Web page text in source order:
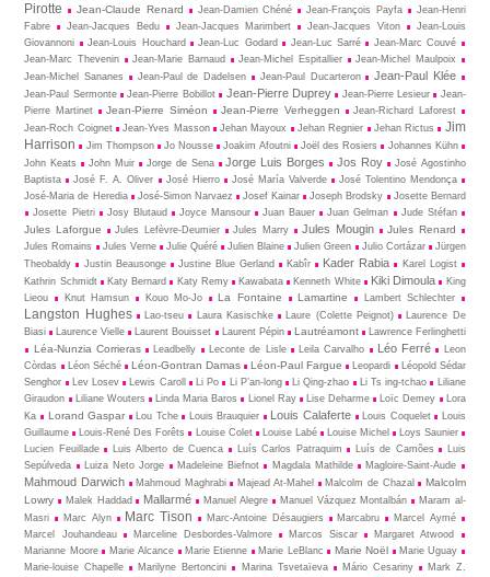
Pirotte
Jean-Claude Renard Jean-Damien Chéné Jean-François Payfa
Jean-Henri
Fabre
Jean-Jacques Bedu Jean-Jacques Marimbert Jean-Jacques Viton
Jean-Louis
Giovannoni
Jean-Louis Houchard Jean-Luc Godard Jean-Luc Sarré
Jean-Marc Couvé
Jean-Marc Thevenin
Jean-Marie Barnaud Jean-Michel Espitallier
Jean-Michel Maulpoix
Jean-Michel Sananes
Jean-Paul de Dadelsen Jean-Paul Ducarteron Jean-Paul Klée
Jean-Paul Sermonte Jean-Pierre Bobillot Jean-Pierre Duprey Jean-Pierre Lesieur
Jean-
Pierre Martinet
Jean-Pierre Siméon Jean-Pierre Verheggen
Jean-Richard Laforest
Jean-Roch Coignet
Jean-Yves Masson Jehan Mayoux Jehan Regnier Jehan Rictus
Jim
Harrison
Jim Thompson Jo Nousse Joakim Afoutni Joël des Rosiers
Johannes Kühn
John Keats
John Muir Jorge de Sena Jorge Luis Borges Jos Roy
José Agostinho
Baptista
José F. A. Oliver José Hierro José María Valverde
José Tolentino Mendonça
José-Maria de Heredia
José-Simon Narvaez Josef Kainar Joseph Brodsky
Josette Bernard
Josette Pietri
Josy Blutaud Joyce Mansour Juan Bauer Juan Gelman Jude Stéfan
Jules Laforgue Jules Lefèvre-Deumier Jules Marry Jules Mougin Jules Renard
Jules Romains Jules Verne Julie Quéré Julien Blaine Julien Green Julio Cortázar
Jürgen
Theobaldy
Justin Beausonge Justine Blue Gerland Kabîr Kader Rabia
Karel Logist
Kathrin Schmidt
Katy Bernard Katy Remy Kawabata Kenneth White Kiki Dimoula
King
Lieou
Knut Hamsun Kouo Mo-Jo La Fontaine Lamartine Lambert Schlechter
Langston Hughes Lao-tseu Laura Kasischke Laure (Colette Peignot)
Laurence De
Biasi
Laurence Vielle Laurent Bouisset Laurent Pépin Lautréamont Lawrence Ferlinghetti
Léa-Nunzia Corrieras Leadbelly Leconte de Lisle Leila Carvalho Léo Ferré
Leon
Còrdas
Léon Séché Léon-Gontran Damas Léon-Paul Fargue Leopardi
Léopold Sédar
Senghor
Lev Losev Lewis Caroll Li Po Li P’an-long Li Qing-zhao Li Ts ing-tchao
Liliane
Giraudon
Liliane Wouters Linda Maria Baros Lionel Ray Lise Deharme Loïc Demey
Lora
Ka
Lorand Gaspar Lou Tche Louis Brauquier Louis Calaferte Louis Coquelet
Louis
Guillaume
Louis-René Des Forêts Louise Colet Louise Labé Louise Michel
Loys Saunier
Lucien Feuillade
Luis Alberto de Cuenca Luís Carlos Patraquim Luís de Camões
Luis
Sepúlveda
Luiza Neto Jorge Madeleine Biefnot Magdala Mathilde Magloire-Saint-Aude
Mahmoud Darwich Mahmoud Maghrabi Majead At-Mahel Malcolm de Chazal
Malcolm
Lowry
Malek Haddad Mallarmé Manuel Alegre Manuel Vázquez Montalbán
Maram al-
Masri
Marc Alyn Marc Tison Marc-Antoine Désaugiers Marcabru
Marcel Aymé
Marcel Jouhandeau
Marceline Desbordes-Valmore Marcos Siscar
Margaret Atwood
Marianne Moore
Marie Alcance Marie Etienne Marie LeBlanc Marie Noël
Marie Uguay
Marie-louise Chapelle
Marilyne Bertoncini Marina Tsvetaïeva Mário Cesariny
Mark Z.